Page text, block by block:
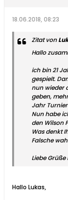
18.06.2018, 08:23
Zitat von
Hallo
ich bin 21
gespielt.
nun wieder
geben,
Jahr
Nun habe
den Wilson
Was denkt
Falsche
Liebe Grüße
Hallo Lukas,